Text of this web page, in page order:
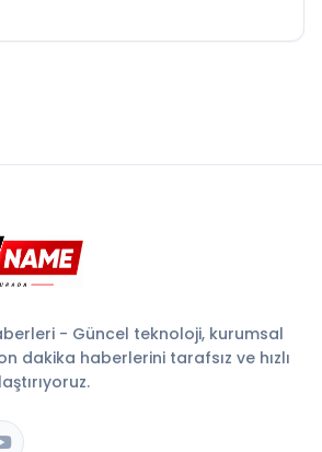
- Güncel teknoloji, kurumsal
dakika haberlerini tarafsız ve hızlı